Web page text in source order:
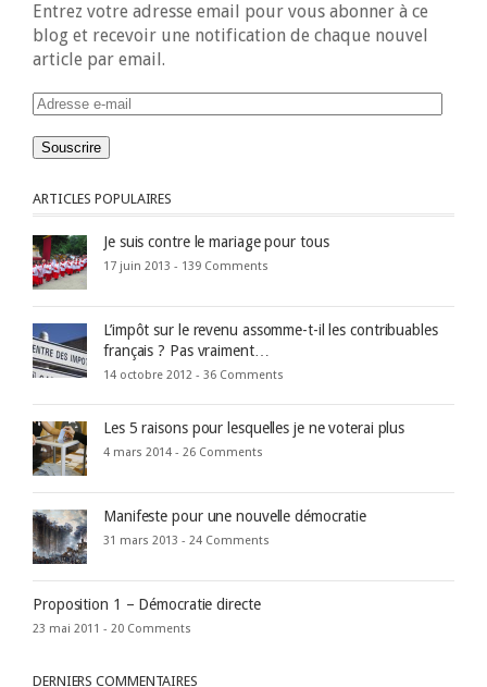
Entrez votre adresse email pour vous abonner à ce
blog et recevoir une notification de chaque nouvel
article par email.
Adresse
mail
ARTICLES POPULAIRES
Je suis contre le mariage pour tous
17 juin 2013 - 139 Comments
L’impôt sur le revenu assomme-t-il les contribuables
français ? Pas vraiment…
14 octobre 2012 - 36 Comments
Les 5 raisons pour lesquelles je ne voterai plus
4 mars 2014 - 26 Comments
Manifeste pour une nouvelle démocratie
31 mars 2013 - 24 Comments
Proposition 1 – Démocratie directe
23 mai 2011 - 20 Comments
DERNIERS COMMENTAIRES